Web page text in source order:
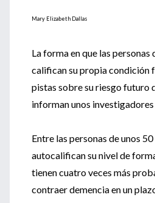
Mary Elizabeth Dallas
La forma en que las personas
califican su propia condición
pistas sobre su riesgo futuro
informan unos
Entre las personas de unos
autocalifican su nivel de
tienen cuatro veces más
contraer demencia en un